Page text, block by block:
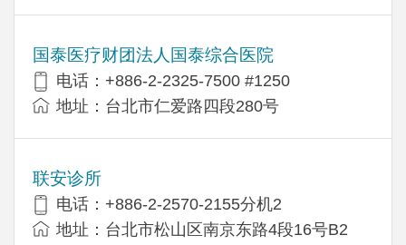
国泰医疗财团法人国泰综合医院
电话：+886-2-2325-7500 #1250
地址：台北市仁爱路四段280号
联安诊所
电话：+886-2-2570-2155分机2
地址：台北市松山区南京东路4段16号B​​2